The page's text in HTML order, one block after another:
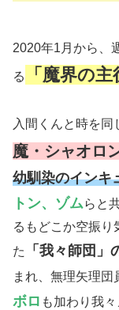
2020年1月から、
る 「魔界の
入間くんと時を同
魔・シャオロン
幼馴染のインキ
トン、ゾムらと
るもどこか空振
た
「我々師団
まれ、無理矢理団
ボロ も加わり我